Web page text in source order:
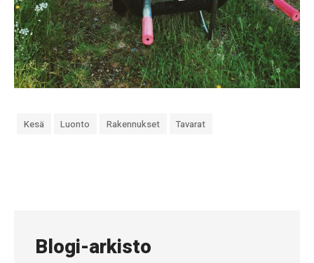
Kesä Luonto Rakennukset Tavarat
Blogi-arkisto